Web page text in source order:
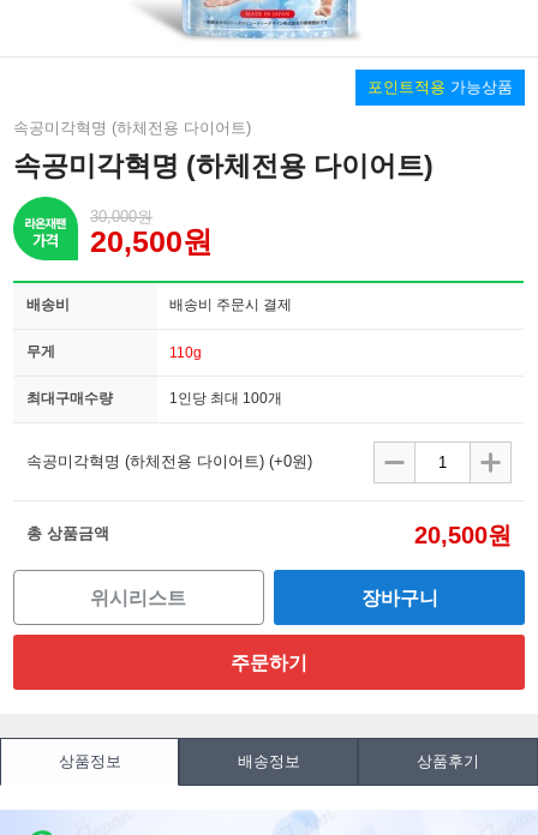
포인트적용 가능상품
속공미각혁명 (하체전용 다이어트)
속공미각혁명 (하체전용 다이어트)
30,000원
20,500원
배송비 배송비 주문시 결제
무게 110g
최대구매수량 1인당 최대 100개
속공미각혁명 (하체전용 다이어트) (+0원)
총 상품금액 20,500원
위시리스트
상품정보 배송정보 상품후기